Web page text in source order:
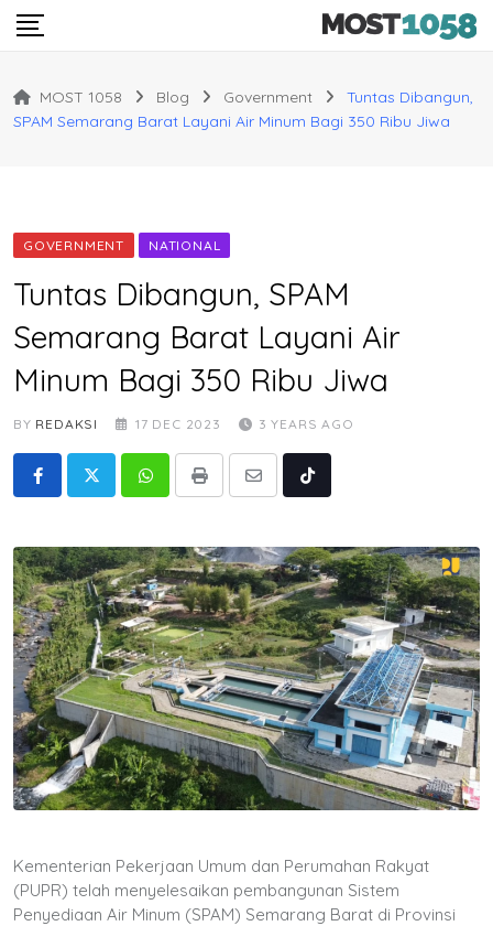
Skip
MOST 1058 Blog Government
Tuntas Dibangun,
SPAM Semarang Barat Layani Air Minum Bagi 350 Ribu Jiwa
GOVERNMENT NATIONAL
Tuntas Dibangun, SPAM
Semarang Barat Layani Air
Minum Bagi 350 Ribu Jiwa
BY REDAKSI 17 DEC 2023 3 YEARS AGO
WhatsappPrint
Share
Tiktok
Kementerian Pekerjaan Umum dan Perumahan Rakyat
(PUPR) telah menyelesaikan pembangunan Sistem
Penyediaan Air Minum (SPAM) Semarang Barat di Provinsi